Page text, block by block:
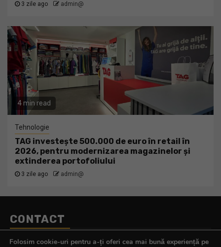
3 zile ago admin@
4 min read
Tehnologie
TAG investește 500.000 de euro în retail în
2026, pentru modernizarea magazinelor și
extinderea portofoliului
3 zile ago admin@
CONTACT
Telefon:
0770.290.165
Folosim cookie-uri pentru a-ți oferi cea mai bună experiență pe